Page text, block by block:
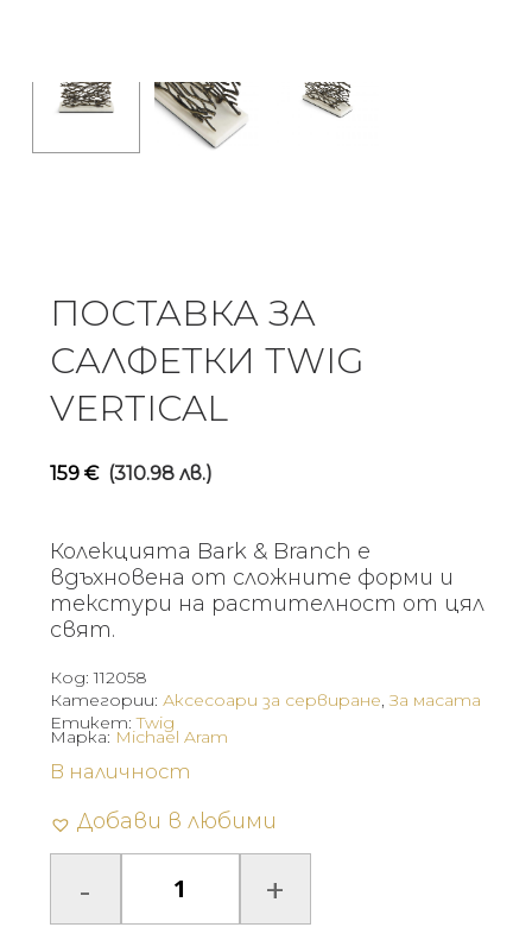
ПОСТАВКА ЗА
САЛФЕТКИ TWIG
VERTICAL
159 € (310.98 лв.)
Колекцията Bark & Branch е
вдъхновена от сложните форми и
текстури на растителност от цял
свят.
Код:112058
Категории: Аксесоари за сервиране,За масата
Етикет:Twig
В наличност
Добави в любими
Марка: Michael Aram